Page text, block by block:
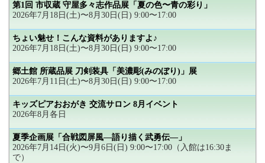
第1回 市収蔵 守屋多々志作品展「夏の色〜青の彩り」
2026年7月18日(土)〜8月30日(日) 9:00〜17:00
ちょい魅せ！こんな資料がありますよ♪
2026年7月18日(土)〜8月30日(日) 9:00〜17:00
郷土館 所蔵品展 刀剣装具「美濃彫(みのぼり)」展
2026年7月11日(土)〜8月30日(日) 9:00〜17:00
キッズピアおおがき 交流サロン 8月イベント
2026年8月各日
夏季企画展「合戦図屏風―語り描く武勇伝―」
2026年7月14日(火)〜9月6日(日) 9:00〜17:00（入館は16:30ま
で）